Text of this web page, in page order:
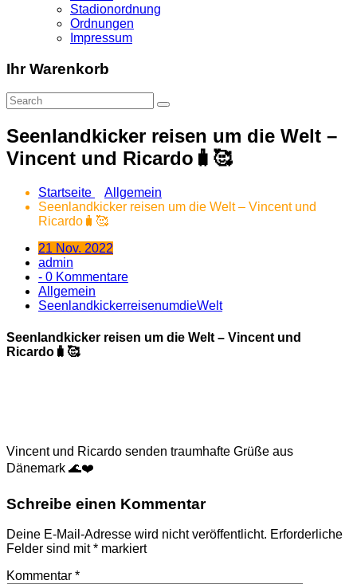
Stadionordnung
Ordnungen
Impressum
Ihr Warenkorb
Seenlandkicker reisen um die Welt –
Vincent und Ricardo🧳🥰
Startseite
Allgemein
Seenlandkicker reisen um die Welt – Vincent und
Ricardo🧳🥰
21 Nov. 2022
admin
- 0 Kommentare
Allgemein
SeenlandkickerreisenumdieWelt
Seenlandkicker reisen um die Welt – Vincent und
Ricardo🧳🥰
Vincent und Ricardo senden traumhafte Grüße aus
Dänemark 🌊❤️
Schreibe einen Kommentar
Deine E-Mail-Adresse wird nicht veröffentlicht. Erforderliche
Felder sind mit* markiert
Kommentar *